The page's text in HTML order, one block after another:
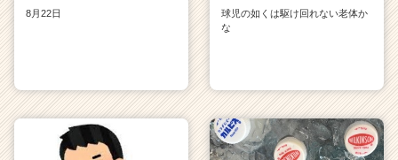
8月22日
球児の如くは駆け回れない老体か
な